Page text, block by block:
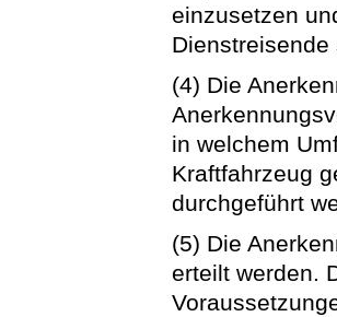
einzusetzen
(4) Die
in welchem
Kraftfahrzeug
durchgeführt
(5) Die
erteilt werden.